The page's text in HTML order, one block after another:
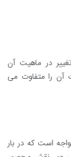
در ماهیت آن
آن را متفاوت می
است که در بار